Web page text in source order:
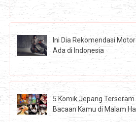
Ini Dia Rekomendasi
Ada di Indonesia
5 Komik Jepang
Bacaan Kamu di Malam